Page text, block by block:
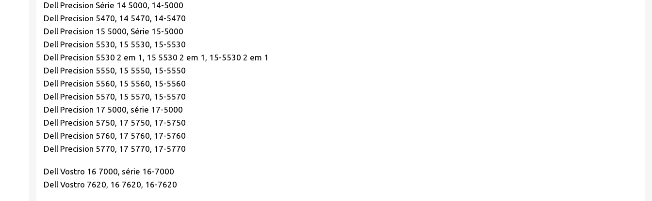
Dell Precision Série 14 5000, 14-5000
Dell Precision 5470, 14 5470, 14-5470
Dell Precision 15 5000, Série 15-5000
Dell Precision 5530, 15 5530, 15-5530
Dell Precision 5530 2 em 1, 15 5530 2 em 1, 15-5530 2 em 1
Dell Precision 5550, 15 5550, 15-5550
Dell Precision 5560, 15 5560, 15-5560
Dell Precision 5570, 15 5570, 15-5570
Dell Precision 17 5000, série 17-5000
Dell Precision 5750, 17 5750, 17-5750
Dell Precision 5760, 17 5760, 17-5760
Dell Precision 5770, 17 5770, 17-5770
Dell Vostro 16 7000, série 16-7000
Dell Vostro 7620, 16 7620, 16-7620